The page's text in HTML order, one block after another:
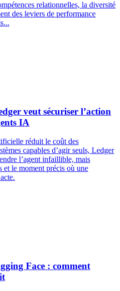
relationnelles, la diversité
des leviers de performance
veut sécuriser l’action
IA
réduit le coût des
capables d’agir seuls, Ledger
l’agent infaillible, mais
et le moment précis où une
Face : comment